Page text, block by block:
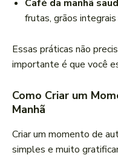
Café da manhã
frutas, grãos
Essas práticas não
importante é que você
Como Criar um
Manhã
Criar um momento de
simples e muito